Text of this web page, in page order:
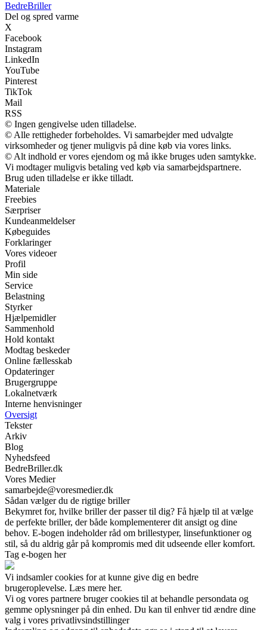
BedreBriller
Del og spred varme
X
Facebook
Instagram
LinkedIn
YouTube
Pinterest
TikTok
Mail
RSS
© Ingen gengivelse uden tilladelse.
© Alle rettigheder forbeholdes. Vi samarbejder med udvalgte
virksomheder og tjener muligvis på dine køb via vores links.
© Alt indhold er vores ejendom og må ikke bruges uden samtykke.
Vi modtager muligvis betaling ved køb via samarbejdspartnere.
Brug uden tilladelse er ikke tilladt.
Materiale
Freebies
Særpriser
Kundeanmeldelser
Købeguides
Forklaringer
Vores videoer
Profil
Min side
Service
Belastning
Styrker
Hjælpemidler
Sammenhold
Hold kontakt
Modtag beskeder
Online fællesskab
Opdateringer
Brugergruppe
Lokalnetværk
Interne henvisninger
Oversigt
Tekster
Arkiv
Blog
Nyhedsfeed
BedreBriller.dk
Vores Medier
samarbejde@voresmedier.dk
Sådan vælger du de rigtige briller
Bekymret for, hvilke briller der passer til dig? Få hjælp til at vælge
de perfekte briller, der både komplementerer dit ansigt og dine
behov. E-bogen indeholder råd om brillestyper, linsefunktioner og
stil, så du aldrig går på kompromis med dit udseende eller komfort.
Tag e-bogen her
Vi indsamler cookies for at kunne give dig en bedre
brugeroplevelse. Læs mere her.
Vi og vores partnere bruger cookies til at behandle persondata og
gemme oplysninger på din enhed. Du kan til enhver tid ændre dine
valg i vores privatlivsindstillinger